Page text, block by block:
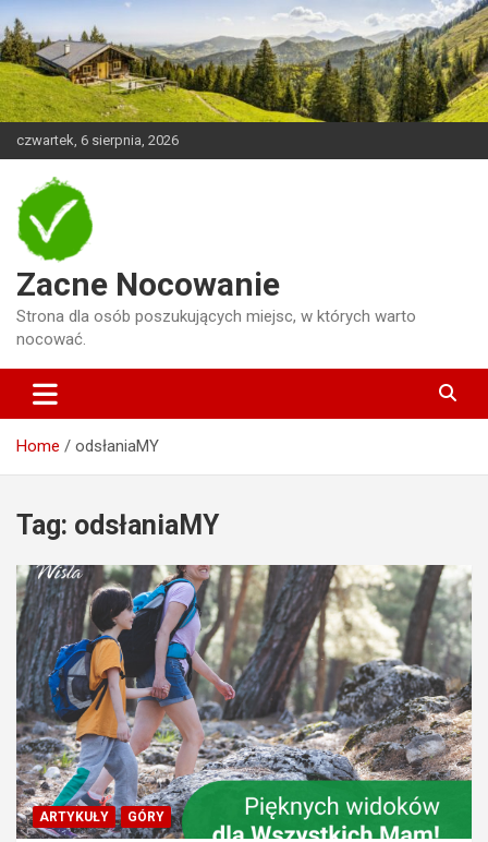
Skip
to
content
czwartek, 6 sierpnia, 2026
Zacne Nocowanie
Strona dla osób poszukujących miejsc, w których warto
nocować.
Home odsłaniaMY
Tag: odsłaniaMY
ARTYKUŁY GÓRY